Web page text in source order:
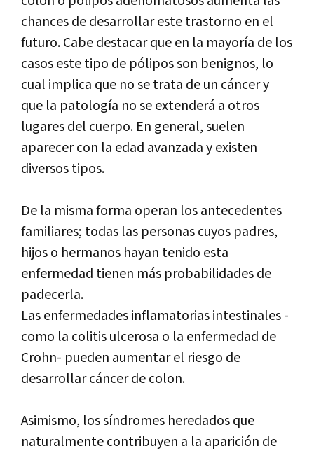
chances de desarrollar este trastorno en el
futuro. Cabe destacar que en la mayoría de los
casos este tipo de pólipos son benignos, lo
cual implica que no se trata de un cáncer y
que la patología no se extenderá a otros
lugares del cuerpo. En general, suelen
aparecer con la edad avanzada y existen
diversos tipos.
De la misma forma operan los antecedentes
familiares; todas las personas cuyos padres,
hijos o hermanos hayan tenido esta
enfermedad tienen más probabilidades de
padecerla.
Las enfermedades inflamatorias intestinales -
como la colitis ulcerosa o la enfermedad de
Crohn- pueden aumentar el riesgo de
desarrollar cáncer de colon.
Asimismo, los síndromes heredados que
naturalmente contribuyen a la aparición de